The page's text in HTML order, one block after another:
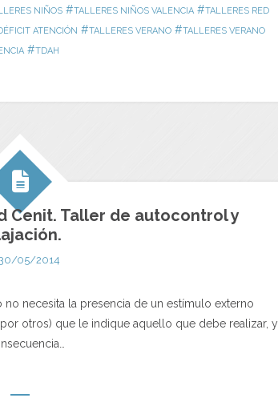
NIÑOS#TALLERES NIÑOS VALENCIA#TALLERES RED
ATENCIÓN #TALLERES VERANO #TALLERES VERANO
#TDAH
Cenit. Taller de autocontrol y
05/2014
necesita la presencia de un estímulo externo
otros) que le indique aquello que debe realizar, y